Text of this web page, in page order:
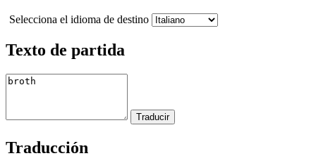
Selecciona el idioma de destino
Texto de partida
Traducción